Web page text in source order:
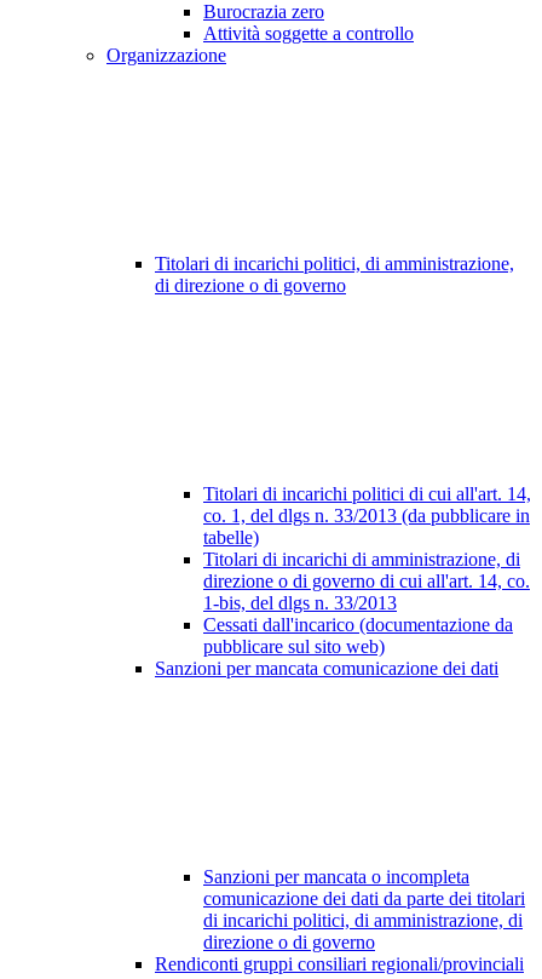
Burocrazia zero
Attività soggette a controllo
Organizzazione
Titolari di incarichi politici, di amministrazione,
di direzione o di governo
Titolari di incarichi politici di cui all'art. 14,
co. 1, del dlgs n. 33/2013 (da pubblicare in
tabelle)
Titolari di incarichi di amministrazione, di
direzione o di governo di cui all'art. 14, co.
1-bis, del dlgs n. 33/2013
Cessati dall'incarico (documentazione da
pubblicare sul sito web)
Sanzioni per mancata comunicazione dei dati
Sanzioni per mancata o incompleta
comunicazione dei dati da parte dei titolari
di incarichi politici, di amministrazione, di
direzione o di governo
Rendiconti gruppi consiliari regionali/provinciali